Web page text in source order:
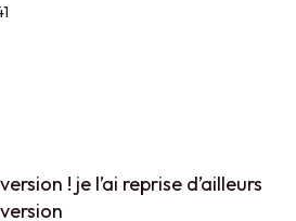
! je l’ai reprise d’ailleurs